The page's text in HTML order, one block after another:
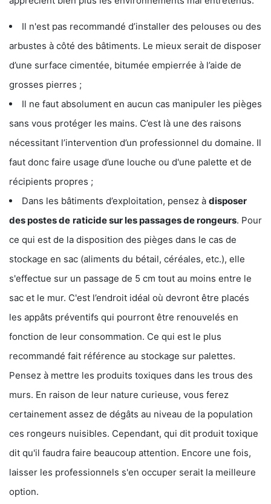
Il n'est pas recommandé d’installer des pelouses ou des
arbustes à côté des bâtiments. Le mieux serait de disposer
d’une surface cimentée, bitumée empierrée à l’aide de
grosses pierres ;
Il ne faut absolument en aucun cas manipuler les pièges
sans vous protéger les mains. C’est là une des raisons
nécessitant l’intervention d’un professionnel du domaine. Il
faut donc faire usage d’une louche ou d'une palette et de
récipients propres ;
Dans les bâtiments d’exploitation, pensez à disposer
des postes de raticide sur les passages de rongeurs. Pour
ce qui est de la disposition des pièges dans le cas de
stockage en sac (aliments du bétail, céréales, etc.), elle
s'effectue sur un passage de 5 cm tout au moins entre le
sac et le mur. C'est l’endroit idéal où devront être placés
les appâts préventifs qui pourront être renouvelés en
fonction de leur consommation. Ce qui est le plus
recommandé fait référence au stockage sur palettes.
Pensez à mettre les produits toxiques dans les trous des
murs. En raison de leur nature curieuse, vous ferez
certainement assez de dégâts au niveau de la population
ces rongeurs nuisibles. Cependant, qui dit produit toxique
dit qu'il faudra faire beaucoup attention. Encore une fois,
laisser les professionnels s'en occuper serait la meilleure
option.